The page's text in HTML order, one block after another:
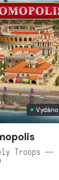
Vydáno
Troops —